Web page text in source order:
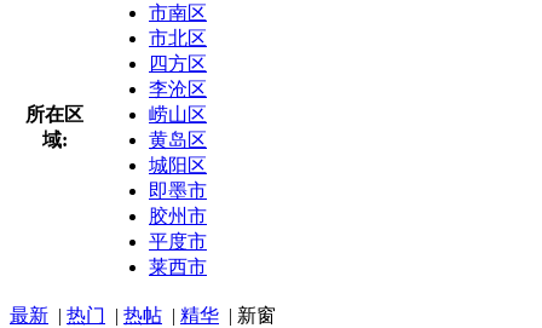
所在区
域:
市南区
市北区
四方区
李沧区
崂山区
黄岛区
城阳区
即墨市
胶州市
平度市
莱西市
最新 | 热门 | 热帖 | 精华 | 新窗